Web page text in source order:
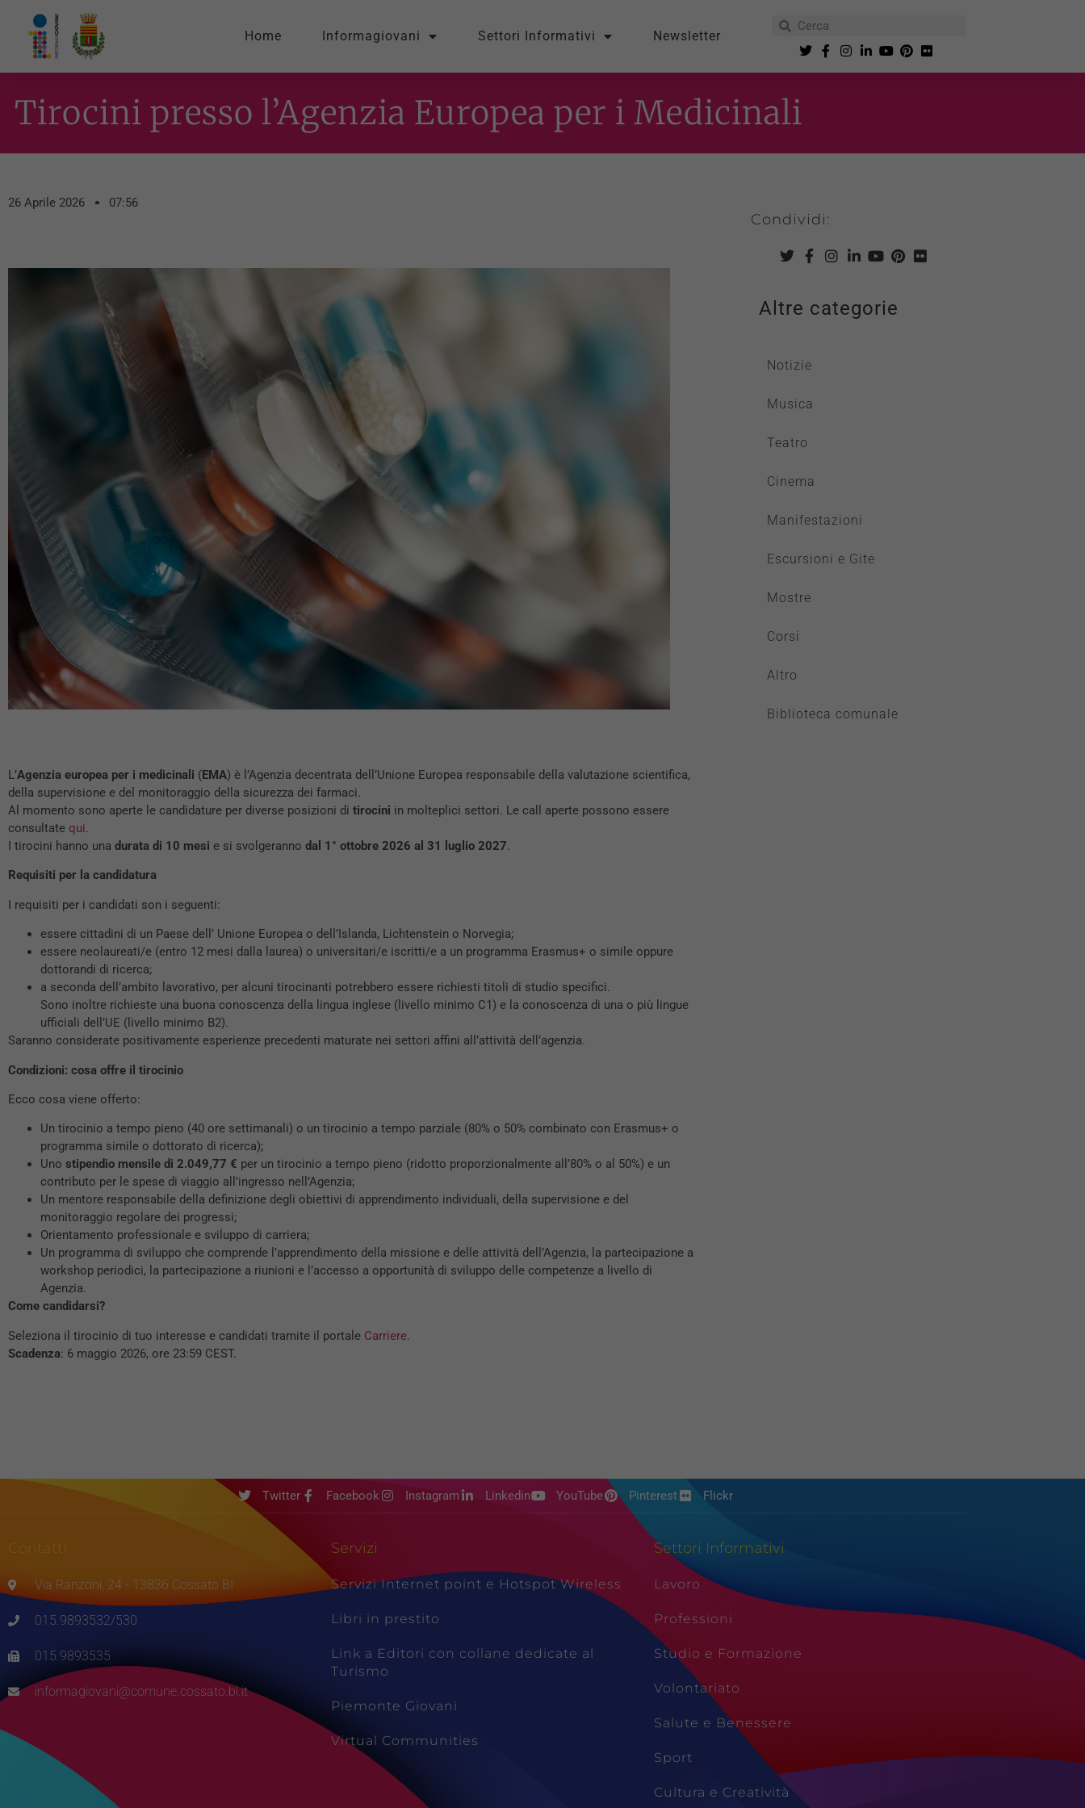
Home Informagiovani Settori Informativi Newsletter
Tirocini presso l’Agenzia Europea per i Medicinali
26 Aprile 2026 07:56
L’Agenzia europea per i medicinali (EMA) è l’Agenzia decentrata dell’Unione Europea responsabile della valutazione scientifica,
della supervisione e del monitoraggio della sicurezza dei farmaci.
Al momento sono aperte le candidature per diverse posizioni di tirocini in molteplici settori. Le call aperte possono essere
consultate qui.
I tirocini hanno una durata di 10 mesi e si svolgeranno dal 1° ottobre 2026 al 31 luglio 2027.
Requisiti per la candidatura
I requisiti per i candidati son i seguenti:
essere cittadini di un Paese dell’ Unione Europea o dell’Islanda, Lichtenstein o Norvegia;
essere neolaureati/e (entro 12 mesi dalla laurea) o universitari/e iscritti/e a un programma Erasmus+ o simile oppure
dottorandi di ricerca;
a seconda dell’ambito lavorativo, per alcuni tirocinanti potrebbero essere richiesti titoli di studio specifici.
Sono inoltre richieste una buona conoscenza della lingua inglese (livello minimo C1) e la conoscenza di una o più lingue
ufficiali dell’UE (livello minimo B2).
Saranno considerate positivamente esperienze precedenti maturate nei settori affini all’attività dell’agenzia.
Condizioni: cosa offre il tirocinio
Ecco cosa viene offerto:
Un tirocinio a tempo pieno (40 ore settimanali) o un tirocinio a tempo parziale (80% o 50% combinato con Erasmus+ o
programma simile o dottorato di ricerca);
Uno stipendio mensile di 2.049,77 € per un tirocinio a tempo pieno (ridotto proporzionalmente all’80% o al 50%) e un
contributo per le spese di viaggio all’ingresso nell’Agenzia;
Un mentore responsabile della definizione degli obiettivi di apprendimento individuali, della supervisione e del
monitoraggio regolare dei progressi;
Orientamento professionale e sviluppo di carriera;
Un programma di sviluppo che comprende l’apprendimento della missione e delle attività dell’Agenzia, la partecipazione a
workshop periodici, la partecipazione a riunioni e l’accesso a opportunità di sviluppo delle competenze a livello di
Agenzia.
Come candidarsi?
Seleziona il tirocinio di tuo interesse e candidati tramite il portale Carriere.
Scadenza: 6 maggio 2026, ore 23:59 CEST.
Condividi:
Altre categorie
Notizie
Musica
Teatro
Cinema
Manifestazioni
Escursioni e Gite
Mostre
Corsi
Altro
Biblioteca comunale
Twitter Facebook Instagram Linkedin YouTube Pinterest Flickr
Contatti
Via Ranzoni, 24 - 13836 Cossato BI
015.9893532/530
015.9893535
informagiovani@comune.cossato.bi.it
Servizi
Servizi Internet point e Hotspot Wireless
Libri in prestito
Link a Editori con collane dedicate al
Turismo
Piemonte Giovani
Virtual Communities
Settori Informativi
Lavoro
Professioni
Studio e Formazione
Volontariato
Salute e Benessere
Sport
Cultura e Creatività